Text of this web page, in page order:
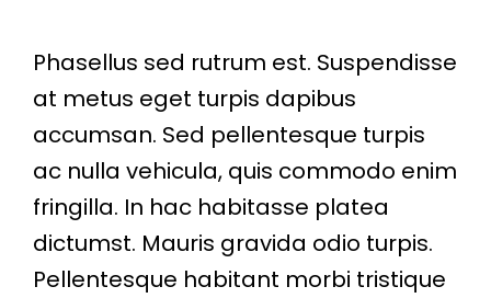
Phasellus sed rutrum est. Suspendisse
at metus eget turpis dapibus
accumsan. Sed pellentesque turpis
ac nulla vehicula, quis commodo enim
fringilla. In hac habitasse platea
dictumst. Mauris gravida odio turpis.
Pellentesque habitant morbi tristique